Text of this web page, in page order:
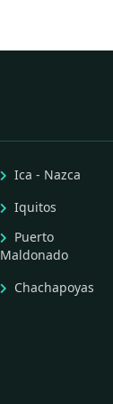
Ica - Nazca
Iquitos
Puerto
Maldonado
Chachapoyas